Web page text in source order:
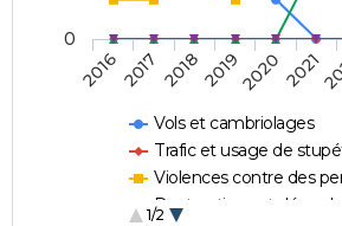
Vols et cambriolages
Trafic et usage de
Violences contre des
Destructions et
1/2
20162017 2018201920202021
0